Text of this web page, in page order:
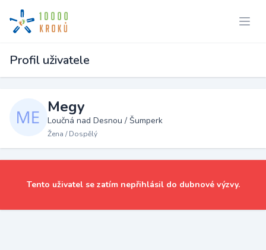
Profil uživatele
Megy
Loučná nad Desnou / Šumperk
Žena / Dospělý
Tento uživatel se zatím nepřihlásil do dubnové výzvy.